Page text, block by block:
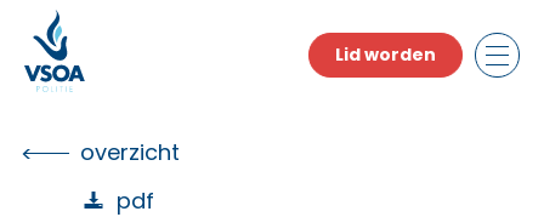
the
content
Lid worden
overzicht
pdf